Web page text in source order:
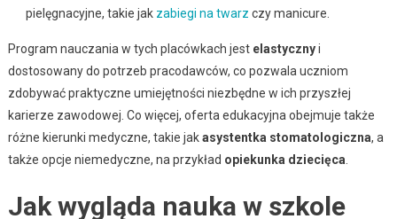
pielęgnacyjne, takie jak zabiegi na twarz czy manicure.
Program nauczania w tych placówkach jest elastycznyi
dostosowany do potrzeb pracodawców, co pozwala uczniom
zdobywać praktyczne umiejętności niezbędne w ich przyszłej
karierze zawodowej. Co więcej, oferta edukacyjna obejmuje także
różne kierunki medyczne, takie jakasystentka stomatologiczna, a
także opcje niemedyczne, na przykład opiekunka dziecięca.
Jak wygląda nauka w szkole